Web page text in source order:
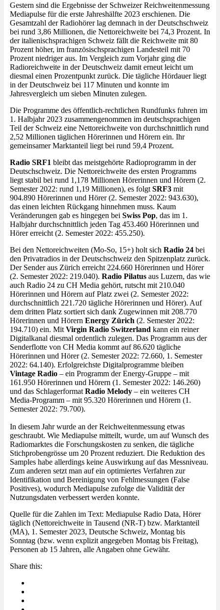
Gestern sind die Ergebnisse der Schweizer Reichweitenmessung
Mediapulse für die erste Jahreshälfte 2023 erschienen. Die
Gesamtzahl der Radiohörer lag demnach in der Deutschschweiz
bei rund 3,86 Millionen, die Nettoreichweite bei 74,3 Prozent. In
der italienischsprachigen Schweiz fällt die Reichweite mit 80
Prozent höher, im französischsprachigen Landesteil mit 70
Prozent niedriger aus. Im Vergleich zum Vorjahr ging die
Radioreichweite in der Deutschweiz damit erneut leicht um
diesmal einen Prozentpunkt zurück. Die tägliche Hördauer liegt
in der Deutschweiz bei 117 Minuten und konnte im
Jahresvergleich um sieben Minuten zulegen.
Die Programme des öffentlich-rechtlichen Rundfunks fuhren im
1. Halbjahr 2023 zusammengenommen im deutschsprachigen
Teil der Schweiz eine Nettoreichweite von durchschnittlich rund
2,52 Millionen täglichen Hörerinnen und Hörern ein. Ihr
gemeinsamer Marktanteil liegt bei rund 59,4 Prozent.
Radio SRF1 bleibt das meistgehörte Radioprogramm in der
Deutschschweiz. Die Nettoreichweite des ersten Programms
liegt stabil bei rund 1,178 Millionen Hörerinnen und Hörern (2.
Semester 2022: rund 1,19 Millionen), es folgt SRF3 mit
904.890 Hörerinnen und Hörer (2. Semester 2022: 943.630),
das einen leichten Rückgang hinnehmen muss. Kaum
Veränderungen gab es hingegen bei Swiss Pop, das im 1.
Halbjahr durchschnittlich jeden Tag 453.460 Hörerinnen und
Hörer erreicht (2. Semester 2022: 455.250).
Bei den Nettoreichweiten (Mo-So, 15+) holt sich Radio 24 bei
den Privatradios in der Deutschschweiz den Spitzenplatz zurück.
Der Sender aus Zürich erreicht 224.660 Hörerinnen und Hörer
(2. Semester 2022: 219.040). Radio Pilatus aus Luzern, das wie
auch Radio 24 zu CH Media gehört, rutscht mit 210.040
Hörerinnen und Hörern auf Platz zwei (2. Semester 2022:
durchschnittlich 221.720 tägliche Hörerinnen und Hörer). Auf
dem dritten Platz sortiert sich dank Zugewinnen mit 208.770
Hörerinnen und Hörern Energy Zürich (2. Semester 2022:
194.710) ein. Mit Virgin Radio Switzerland kann ein reiner
Digitalkanal diesmal ordentlich zulegen. Das Programm aus der
Senderflotte von CH Media kommt auf 86.620 tägliche
Hörerinnen und Hörer (2. Semester 2022: 72.660, 1. Semester
2022: 64.140). Erfolgreichste Digitalprogramme bleiben
Vintage Radio – ein Programm der Energy-Gruppe – mit
161.950 Hörerinnen und Hörern (1. Semester 2022: 146.260)
und das Schlagerformat Radio Melody – ein weiteres CH
Media-Programm – mit 95.320 Hörerinnen und Hörern (1.
Semester 2022: 79.700).
In diesem Jahr wurde an der Reichweitenmessung etwas
geschraubt. Wie Mediapulse mitteilt, wurde, um auf Wunsch des
Radiomarktes die Forschungskosten zu senken, die tägliche
Stichprobengrösse um 20 Prozent reduziert. Die Reduktion des
Samples habe allerdings keine Auswirkung auf das Messniveau.
Zum anderen setzt man auf ein optimiertes Verfahren zur
Identifikation und Bereinigung von Fehlmessungen (False
Positives), wodurch Mediapulse zufolge die Validität der
Nutzungsdaten verbessert werden konnte.
Quelle für die Zahlen im Text: Mediapulse Radio Data, Hörer
täglich (Nettoreichweite in Tausend (NR-T) bzw. Marktanteil
(MA), 1. Semester 2023, Deutsche Schweiz, Montag bis
Sonntag (bzw. wenn explizit angegeben Montag bis Freitag),
Personen ab 15 Jahren, alle Angaben ohne Gewähr.
Share this: